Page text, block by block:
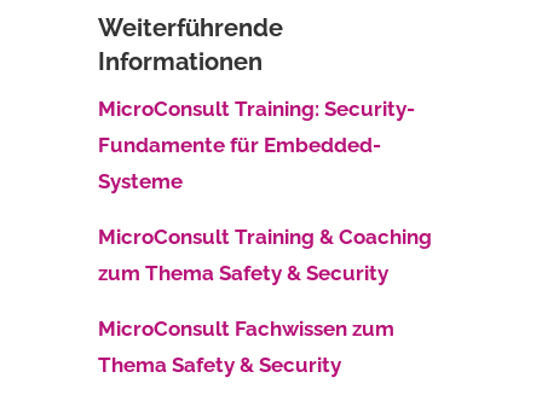
Weiterführende
Informationen
MicroConsult Training: Security-
Fundamente für Embedded-
Systeme
MicroConsult Training & Coaching
zum Thema Safety & Security
MicroConsult Fachwissen zum
Thema Safety & Security